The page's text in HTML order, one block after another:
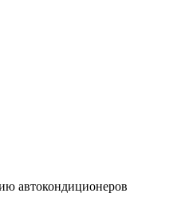
автокондиционеров